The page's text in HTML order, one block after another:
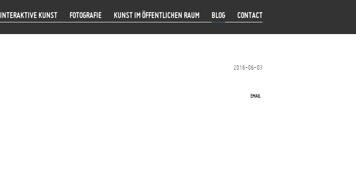
INTERAKTIVE KUNST FOTOGRAFIE KUNST IM ÖFFENTLICHEN RAUM BLOG CONTACT
2016-06-03
EMAIL